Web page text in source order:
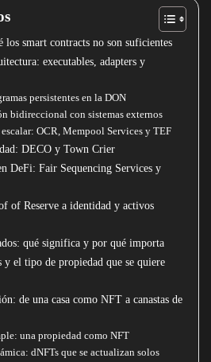
smart contracts no son suficientes
executables, adapters y
persistentes en la DON
bidireccional con sistemas externos
OCR, Mempool Services y TEF
DECO y Town Crier
DeFi: Fair Sequencing Services y
of Reserve a identidad y activos
qué significa y por qué importa
el tipo de propiedad que se quiere
de una casa como NFT a canastas de
una propiedad como NFT
dNFTs que se actualizan solos